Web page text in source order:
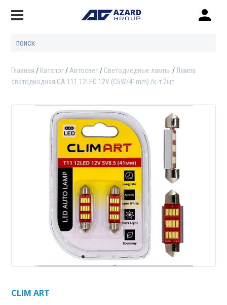
Главная Каталог Автосвет Светодиодные лампы
Лампа
светодиодная CA T11 12LED 12V (C5W/41mm) /к-т 2шт
CLIM ART